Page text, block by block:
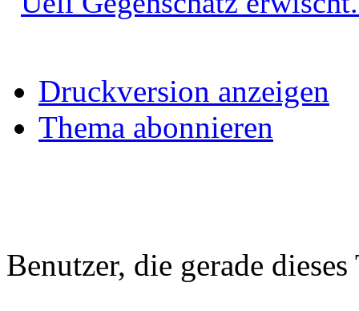
Druckversion anzeigen
Thema abonnieren
Benutzer, die gerade